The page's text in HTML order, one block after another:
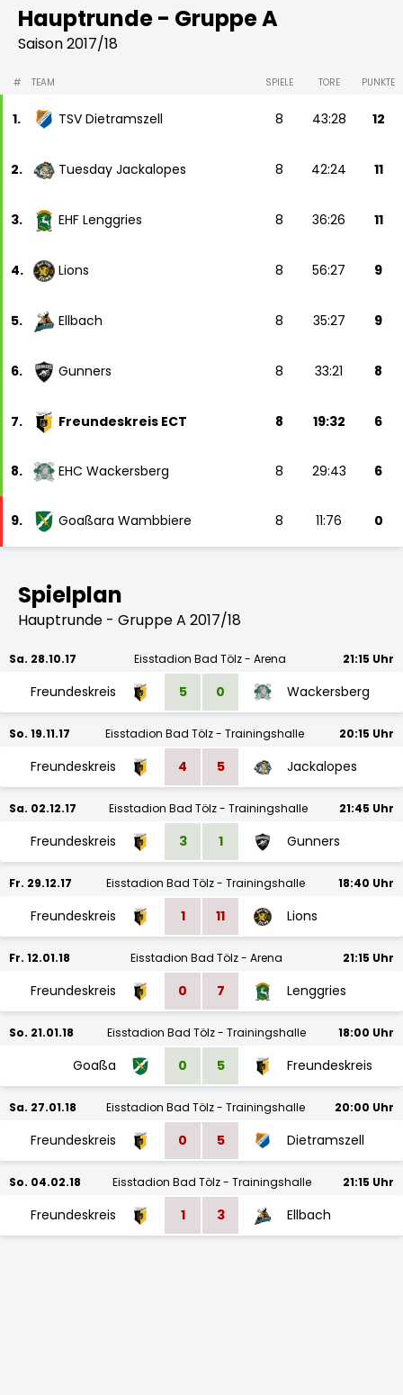
Hauptrunde - Gruppe A
Saison 2017/18
# TEAM SPIELE TORE PUNKTE
1. TSV Dietramszell 8 43:28 12
2. Tuesday Jackalopes 8 42:24 11
3. EHF Lenggries 8 36:26 11
4. Lions 8 56:27 9
5. Ellbach 8 35:27 9
6. Gunners 8 33:21 8
7. Freundeskreis ECT 8 19:32 6
8. EHC Wackersberg 8 29:43 6
9. Goaßara Wambbiere 8 11:76 0
Spielplan
Hauptrunde - Gruppe A 2017/18
Sa. 28.10.17 Eisstadion Bad Tölz - Arena 21:15 Uhr
Freundeskreis 5 0 Wackersberg
So. 19.11.17 Eisstadion Bad Tölz - Trainingshalle 20:15 Uhr
Freundeskreis 4 5 Jackalopes
Sa. 02.12.17 Eisstadion Bad Tölz - Trainingshalle 21:45 Uhr
Freundeskreis 3 1 Gunners
Fr. 29.12.17 Eisstadion Bad Tölz - Trainingshalle 18:40 Uhr
Freundeskreis 1 11 Lions
Fr. 12.01.18 Eisstadion Bad Tölz - Arena 21:15 Uhr
Freundeskreis 0 7 Lenggries
So. 21.01.18 Eisstadion Bad Tölz - Trainingshalle 18:00 Uhr
Goaßa 0 5 Freundeskreis
Sa. 27.01.18 Eisstadion Bad Tölz - Trainingshalle 20:00 Uhr
Freundeskreis 0 5 Dietramszell
So. 04.02.18 Eisstadion Bad Tölz - Trainingshalle 21:15 Uhr
Freundeskreis 1 3 Ellbach